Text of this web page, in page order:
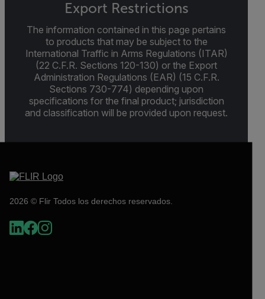
Export Restrictions
The information contained in this page pertains
to products that may be subject to the
International Traffic in Arms Regulations (ITAR)
(22 C.F.R. Sections 120-130) or the Export
Administration Regulations (EAR) (15 C.F.R.
Sections 730-774) depending upon
specifications for the final product; jurisdiction
and classification will be provided upon request.
2026 © Flir Todos los derechos reservados.